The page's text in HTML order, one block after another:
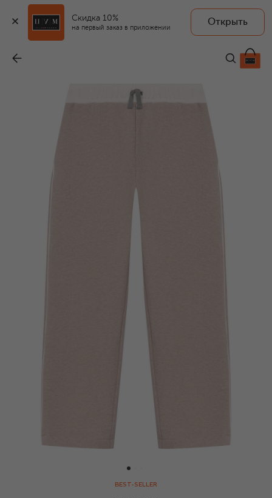
Скидка 10%
на первый заказ в приложении
Открыть
ELEVENTY
13 350 ₽
BEST-SELLER